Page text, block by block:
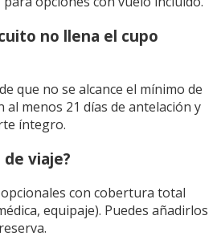
no llena el cupo
que no se alcance el mínimo de
al menos 21 días de antelación y
íntegro.
viaje?
con cobertura total
equipaje). Puedes añadirlos